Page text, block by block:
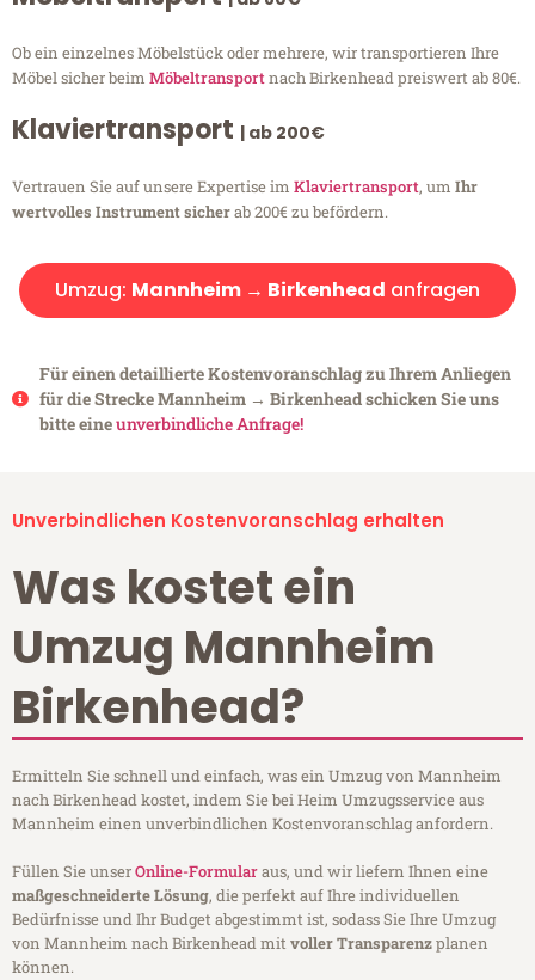
Ob ein einzelnes Möbelstück oder mehrere, wir transportieren Ihre
Möbel sicher beim Möbeltransportnach Birkenhead preiswert ab 80€.
Klaviertransport | ab 200€
Vertrauen Sie auf unsere Expertise im Klaviertransport, um Ihr
wertvolles Instrument sicherab 200€ zu befördern.
Umzug: Mannheim → Birkenhead anfragen
Für einen detaillierte Kostenvoranschlag zu Ihrem Anliegen
für die Strecke Mannheim → Birkenhead schicken Sie uns
bitte eineunverbindliche Anfrage!
Unverbindlichen Kostenvoranschlag erhalten
Was kostet ein
Umzug Mannheim
Birkenhead?
Ermitteln Sie schnell und einfach, was ein Umzug von Mannheim
nach Birkenhead kostet, indem Sie bei Heim Umzugsservice aus
Mannheim einen unverbindlichen Kostenvoranschlag anfordern.
Füllen Sie unserOnline-Formularaus, und wir liefern Ihnen eine
maßgeschneiderte Lösung, die perfekt auf Ihre individuellen
Bedürfnisse und Ihr Budget abgestimmt ist, sodass Sie Ihre Umzug
von Mannheim nach Birkenhead mitvoller Transparenzplanen
können.